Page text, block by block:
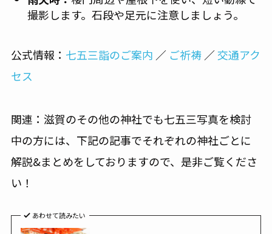
撮影します。石段や足元に注意しましょう。
公式情報： 七五三詣のご案内 ／ ご祈祷／交通アク
セス
関連：滋賀のその他の神社でも七五三写真を検討
中の方には、下記の記事でそれぞれの神社ごとに
解説&まとめをしておりますので、是非ご覧くださ
い！
あわせて読みたい